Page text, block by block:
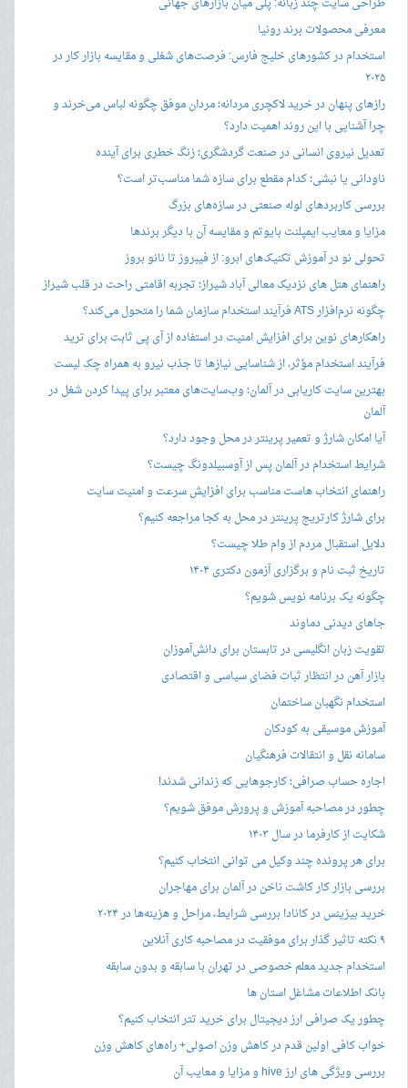
معرفی محصولات برند رونیا
استخدام در کشورهای خلیج فارس: فرصت‌های شغلی و مقایسه بازار کار در
۲۰۲۵
رازهای پنهان در خرید لاکچری مردانه؛ مردان موفق چگونه لباس می‌خرند و
چرا آشنایی با این روند اهمیت دارد؟
تعدیل نیروی انسانی در صنعت گردشگری؛ زنگ خطری برای آینده
ناودانی یا نبشی؛ کدام مقطع برای سازه شما مناسب‌تر است؟
بررسی کاربردهای لوله صنعتی در سازه‌های بزرگ
مزایا و معایب ایمپلنت بایوتم و مقایسه آن با دیگر برندها
تحولی نو در آموزش تکنیک‌های ابرو: از فیبروز تا نانو بروز
راهنمای هتل های نزدیک معالی آباد شیراز؛ تجربه اقامتی راحت در قلب شیراز
چگونه نرم‌افزار ATS فرآیند استخدام سازمان شما را متحول می‌کند؟
راهکارهای نوین برای افزایش امنیت در استفاده از آی پی ثابت برای ترید
فرآیند استخدام مؤثر، از شناسایی نیازها تا جذب نیرو به همراه چک لیست
بهترین سایت کاریابی در آلمان؛ وب‌سایت‌های معتبر برای پیدا کردن شغل در
آلمان
آیا امکان شارژ و تعمیر پرینتر در محل وجود دارد؟
شرایط استخدام در آلمان پس از آوسبیلدونگ چیست؟
راهنمای انتخاب هاست مناسب برای افزایش سرعت و امنیت سایت
برای شارژ کارتریج پرینتر در محل به کجا مراجعه کنیم؟
دلایل استقبال مردم از وام طلا چیست؟
تاریخ ثبت نام و برگزاری آزمون دکتری ۱۴۰۴
چگونه یک برنامه نویس شویم؟
جاهای دیدنی دماوند
تقویت زبان انگلیسی در تابستان برای دانش‌آموزان
بازار آهن در انتظار ثبات فضای سیاسی و اقتصادی
استخدام نگهبان ساختمان
آموزش موسیقی به کودکان
سامانه نقل و انتقالات فرهنگیان
اجاره حساب صرافی؛ کارجوهایی که زندانی شدند!
چطور در مصاحبه‌ آموزش و پرورش موفق شویم؟
شکایت از کارفرما در سال ۱۴۰۳
برای هر پرونده چند وکیل می توانی انتخاب کنیم؟
بررسی بازار کار کاشت ناخن در آلمان برای مهاجران
خرید بیزینس در کانادا بررسی شرایط، مراحل و هزینه‌ها در ۲۰۲۴
۹ نکته تاثیر گذار برای موفقیت در مصاحبه کاری آنلاین
استخدام جدید معلم خصوصی در تهران با سابقه و بدون سابقه
بانک اطلاعات مشاغل استان ها
چطور یک صرافی ارز دیجیتال برای خرید تتر انتخاب کنیم؟
خواب کافی اولین قدم در کاهش وزن اصولی+ راه‌های کاهش وزن
بررسی ویژگی های ارز hive و مزایا و معایب آن